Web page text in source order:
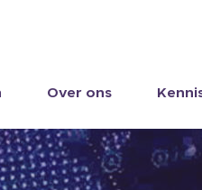
Over ons